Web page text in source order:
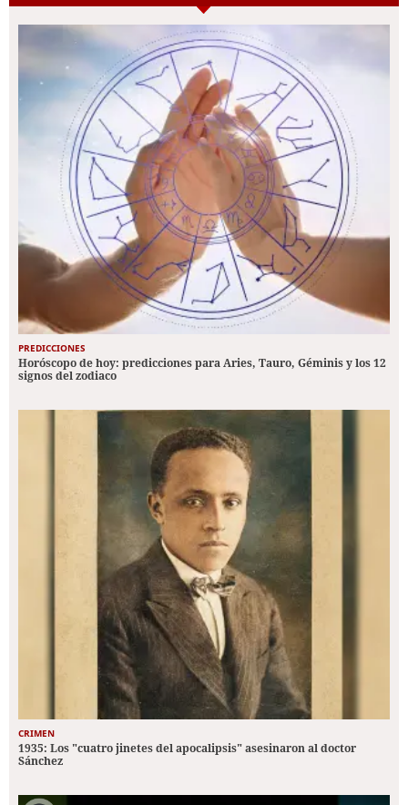
PREDICCIONES
Horóscopo de hoy: predicciones para Aries, Tauro, Géminis y los 12
signos del zodiaco
CRIMEN
1935: Los "cuatro jinetes del apocalipsis" asesinaron al doctor
Sánchez